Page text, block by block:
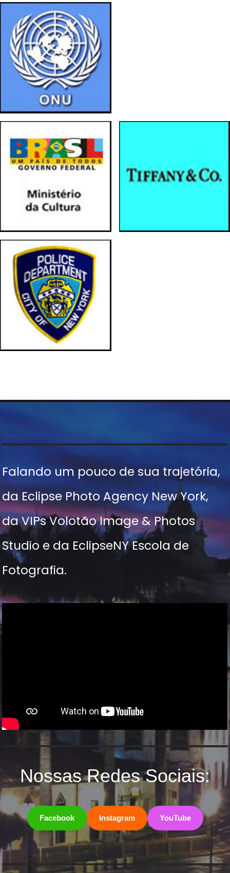
Falando um pouco de sua trajetória,
da Eclipse Photo Agency New York,
da VIPs Volotão Image & Photos
Studio e da EclipseNY Escola de
Fotografia.
Nossas Redes Sociais:
Facebook Instagram YouTube
.